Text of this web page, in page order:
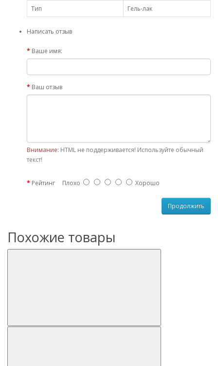
Тип Гель-лак
Написать отзыв
Ваше имя:
Ваш отзыв
Внимание: HTML не поддерживается! Используйте обычный
текст!
Рейтинг Плохо Хорошо
Продолжить
Похожие товары